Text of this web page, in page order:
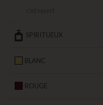
SPIRITUEUX
BLANC
ROUGE